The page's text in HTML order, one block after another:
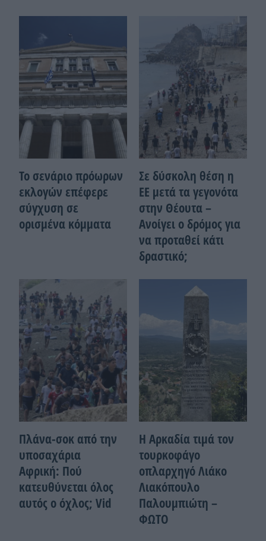
Το σενάριο πρόωρων
εκλογών επέφερε
σύγχυση σε
ορισμένα κόμματα
Σε δύσκολη θέση η
ΕΕ μετά τα γεγονότα
στην Θέουτα –
Ανοίγει ο δρόμος για
να προταθεί κάτι
δραστικό;
Πλάνα-σοκ από την
υποσαχάρια
Αφρική: Πού
κατευθύνεται όλος
αυτός ο όχλος; Vid
Η Αρκαδία τιμά τον
τουρκοφάγο
οπλαρχηγό Λιάκο
Λιακόπουλο
Παλουμπιώτη –
ΦΩΤΟ